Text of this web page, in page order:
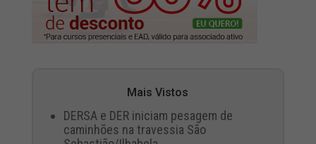
Mais Vistos
DERSA e DER iniciam pesagem de
caminhões na travessia São